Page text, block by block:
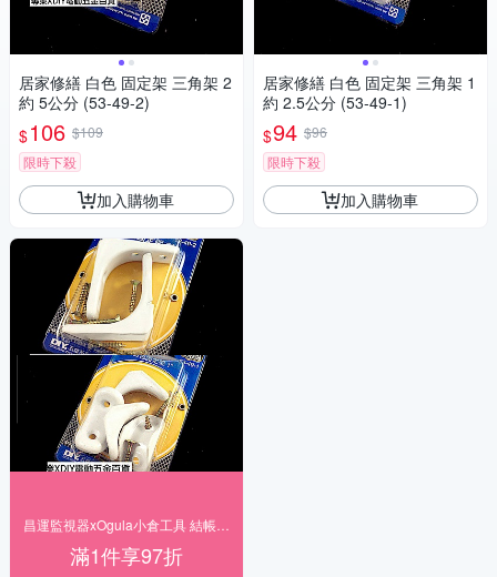
居家修繕 白色 固定架 三角架 2
約 5公分 (53-49-2)
$106 $109
限時下殺
加入購物車
滿1件享97折
居家修繕 白色 固定架 三角架 1
約 2.5公分 (53-49-1)
$94 $96
限時下殺
加入購物車